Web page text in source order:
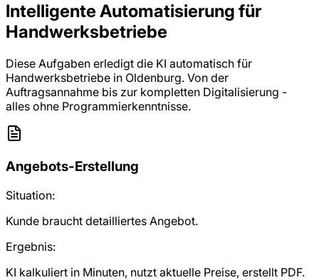
Intelligente Automatisierung für
Handwerksbetriebe
Diese Aufgaben erledigt die KI automatisch für
Handwerksbetriebe in Oldenburg. Von der
Auftragsannahme bis zur kompletten Digitalisierung -
alles ohne Programmierkenntnisse.
Angebots-Erstellung
Situation:
Kunde braucht detailliertes Angebot.
Ergebnis:
KI kalkuliert in Minuten, nutzt aktuelle Preise, erstellt PDF.